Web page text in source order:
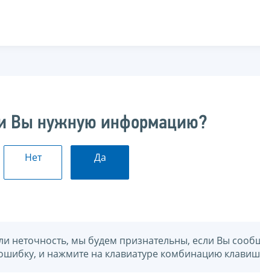
Вы нужную информацию?
Нет Да
неточность, мы будем признательны, если Вы
и нажмите на клавиатуре комбинацию